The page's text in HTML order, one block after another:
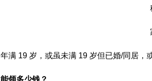
年满 19 岁，或虽未满 19 岁但已婚/同居，
能领多少钱？